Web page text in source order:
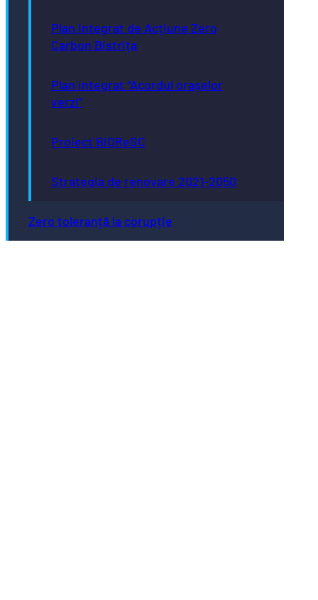
Plan Integrat de Acțiune Zero
Carbon Bistrița
Plan integrat “Acordul orașelor
verzi”
Proiect BiOReSC
Strategia de renovare 2021-2050
Zero toleranță la corupție